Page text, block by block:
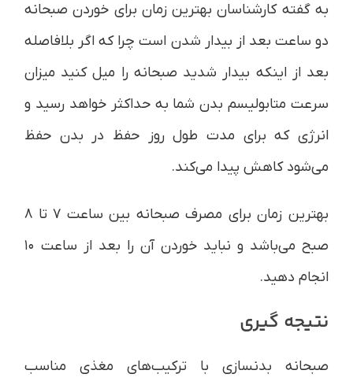
به گفته کارشناسان بهترین زمان برای خوردن صبحانه
دو ساعت بعد از بیدار شدن است چرا که اگر بلافاصله
بعد از اینکه بیدار شدید صبحانه را میل کنید میزان
سرعت متابولیسم بدن شما به حداکثر خواهد رسید و
انرژی که برای مدت طول روز حفظ در بدن حفظ
می‌شود کاهش پیدا می‌کند.
بهترین زمان برای مصرف صبحانه بین ساعت ۷ تا ۸
صبح می‌باشد و نباید خوردن آن را بعد از ساعت ۱۰
انجام دهید.
نتیجه گیری
صبحانه بدنسازی با ترکیب‌های مغذی مناسب